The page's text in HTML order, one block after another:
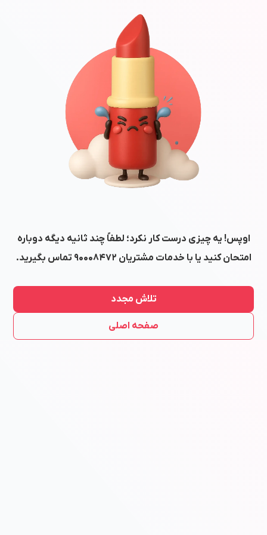
اوپس! یه چیزی درست کار نکرد؛ لطفاً چند ثانیه دیگه دوباره
امتحان کنید یا با خدمات مشتریان ۹۰۰۰۸۴۷۲ تماس بگیرید.
تلاش مجدد
صفحه اصلی